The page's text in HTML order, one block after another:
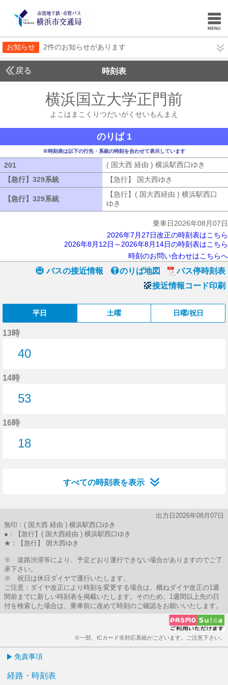
お知らせ 2件のお知らせがあります
戻る 時刻表
横浜国立大学正門前
よこはまこくりつだいがくせいもんまえ
のりば 1
※時刻表は以下の行先・系統の時刻を合わせて表示しています
201 ( 国大西 経由 ) 横浜駅西口ゆき
【急行】329系統 【急行】329系統【急行】 国大西ゆき
【急行】329系統 【急行】329系統
【急行】( 国大西経由 ) 横浜駅西口
ゆき
乗車日2026年08月07日
2026年7月27日改正の時刻表はこちら
2026年8月12日～2026年8月14日の時刻表はこちら
時刻のお問い合わせはこちらへ
バスの接近情報 のりば地図
バス停時刻表
接近情報コード印刷
平日 土曜 日曜/祝日
13時
40
14時
53
16時
18
すべての時刻表を表示
出力日2026年08月07日
無印：( 国大西 経由 ) 横浜駅西口ゆき
●：【急行】( 国大西経由 ) 横浜駅西口ゆき
★：【急行】 国大西ゆき
※ 道路渋滞等により、予定どおり運行できない場合がありますのでご了
承下さい。
※ 祝日は休日ダイヤで運行いたします。
ご注意：ダイヤ改正により時刻を変更する場合は、概ねダイヤ改正の1週
間前までに新しい時刻表を掲載いたします。そのため、1週間以上先の日
付を検索した場合は、乗車前に改めて時刻のご確認をお願いいたします。
※一部、ICカード非対応系統がございます。ご注意下さい。
免責事項
経路・時刻表